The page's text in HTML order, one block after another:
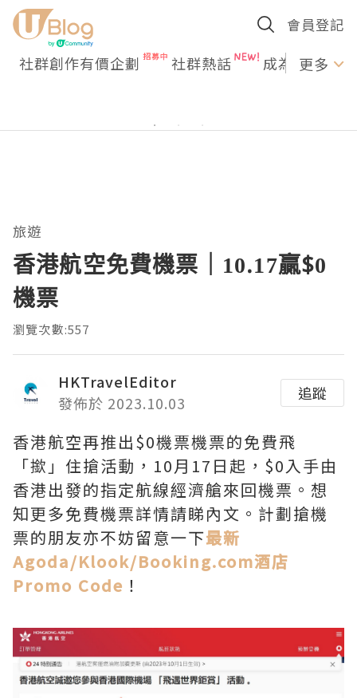
會員登記
社群創作有價企劃 社群熱話 成為U更多
旅遊
香港航空免費機票｜10.17贏$0
機票
瀏覽次數:557
HKTravelEditor
發佈於 2023.10.03
追蹤
香港航空再推出$0機票機票的免費飛
「撳」住搶活動，10月17日起，$0入手由
香港出發的指定航線經濟艙來回機票。想
知更多免費機票詳情請睇內文。計劃搶機
票的朋友亦不妨留意一下最新
Agoda/Klook/Booking.com酒店
Promo Code ！